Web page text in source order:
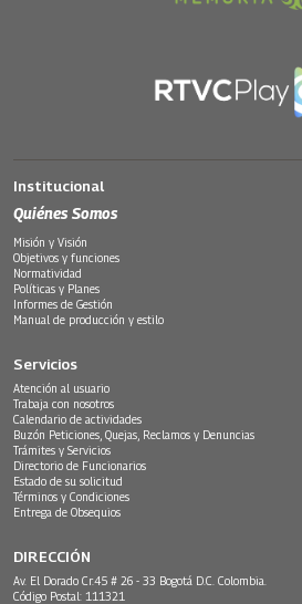
Institucional
Quiénes Somos
Misión y Visión
Objetivos y funciones
Normatividad
Políticas y Planes
Informes de Gestión
Manual de producción y estilo
Servicios
Atención al usuario
Trabaja con nosotros
Calendario de actividades
Buzón Peticiones, Quejas, Reclamos y Denuncias
Trámites y Servicios
Directorio de Funcionarios
Estado de su solicitud
Términos y Condiciones
Entrega de Obsequios
DIRECCIÓN
Av. El Dorado Cr.45 # 26 - 33 Bogotá D.C. Colombia.
Código Postal: 111321